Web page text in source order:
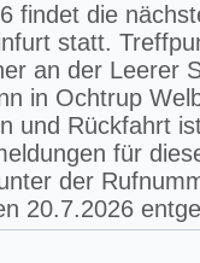
findet die
statt.
an der Leerer
in Ochtrup
und Rückfahrt
für
der
20.7.2026